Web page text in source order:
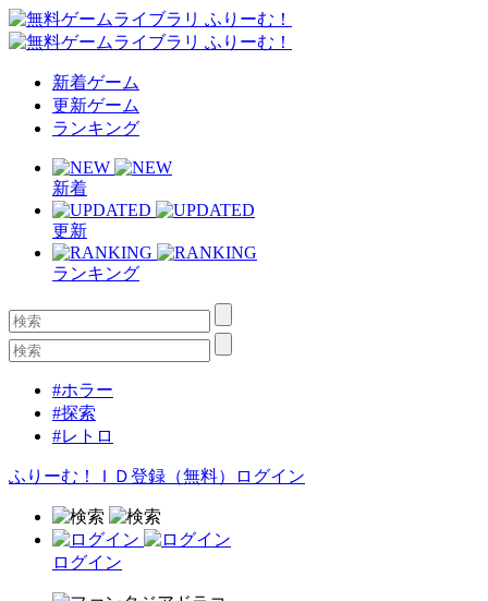
新着ゲーム
更新ゲーム
ランキング
新着
更新
ランキング
#ホラー
#探索
#レトロ
ふりーむ！ＩＤ登録（無料） ログイン
ログイン